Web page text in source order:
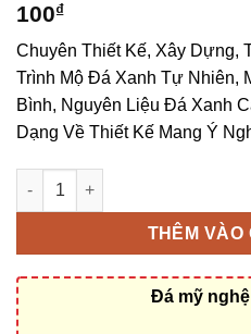
100₫
Chuyên Thiết Kế, Xây Dựng,
Trình Mộ Đá Xanh Tự Nhiên,
Bình, Nguyên Liệu Đá Xanh
Dạng Về Thiết Kế Mang Ý
Làm mộ đá nguyên khối tại
THÊM VÀO
Đá mỹ